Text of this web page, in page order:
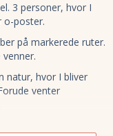
3 personer, hvor I
o-poster.
på markerede ruter.
natur, hvor I bliver
venter
– én hver dag – og